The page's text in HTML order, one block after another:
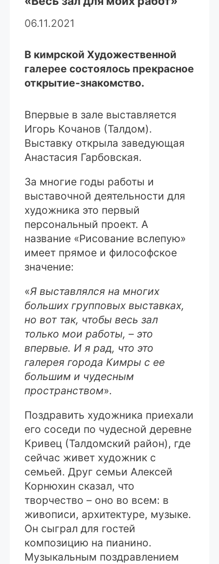
06.11.2021
В кимрской Художественной
галерее состоялось прекрасное
открытие-знакомство.
Впервые в зале выставляется
Игорь Кочанов (Талдом).
Выставку открыла заведующая
Анастасия Гарбовская.
За многие годы работы и
выставочной деятельности для
художника это первый
персональный проект. А
название «Рисование вслепую»
имеет прямое и философское
значение:
«Я выставлялся на многих
больших групповых выставках,
но вот так, чтобы весь зал
только мои работы, – это
впервые. И я рад, что это
галерея города Кимры с ее
большим и чудесным
пространством».
Поздравить художника приехали
его соседи по чудесной деревне
Кривец (Талдомский район), где
сейчас живет художник с
семьей. Друг семьи Алексей
Корнюхин сказал, что
творчество – оно во всем: в
живописи, архитектуре, музыке.
Он сыграл для гостей
композицию на пианино.
Музыкальным поздравлением